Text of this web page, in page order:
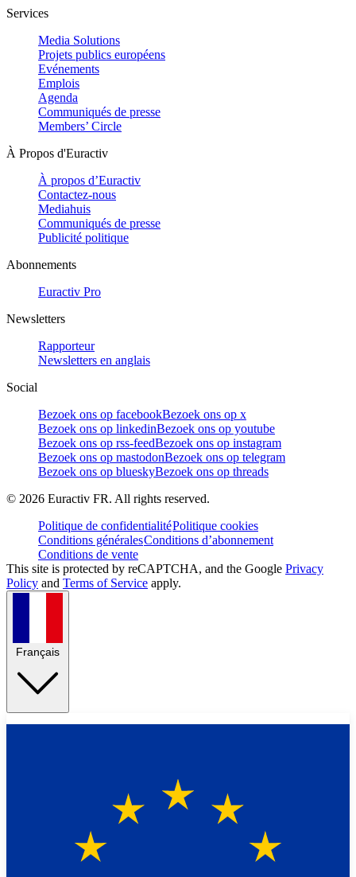
Services
Media Solutions
Projets publics européens
Evénements
Emplois
Agenda
Communiqués de presse
Members’ Circle
À Propos d'Euractiv
À propos d’Euractiv
Contactez-nous
Mediahuis
Communiqués de presse
Publicité politique
Abonnements
Euractiv Pro
Newsletters
Rapporteur
Newsletters en anglais
Social
Bezoek ons op facebookBezoek ons op x
Bezoek ons op linkedinBezoek ons op youtube
Bezoek ons op rss-feedBezoek ons op instagram
Bezoek ons op mastodonBezoek ons op telegram
Bezoek ons op blueskyBezoek ons op threads
© 2026 Euractiv FR. All rights reserved.
Politique de confidentialitéPolitique cookies
Conditions généralesConditions d’abonnement
Conditions de vente
This site is protected by reCAPTCHA, and the Google Privacy
Policy and Terms of Service apply.
Français